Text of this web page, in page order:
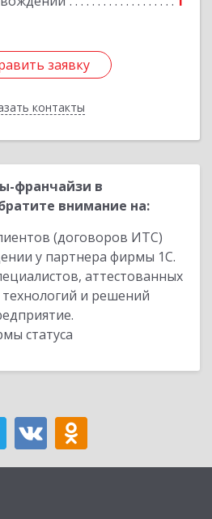
заявку
контакты
заявку
Назад
франчайзи в
внимание на:
(договоров ИТС)
у партнера фирмы 1С.
аттестованных
и решений
статуса